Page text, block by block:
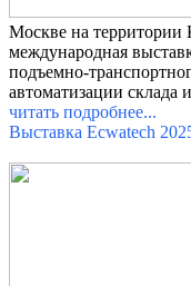
Москве на территории
международная
подъемно-
автоматизации склада
читать подробнее...
Выставка Ecwatech